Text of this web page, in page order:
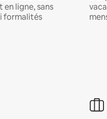
ligne, sans
formalités